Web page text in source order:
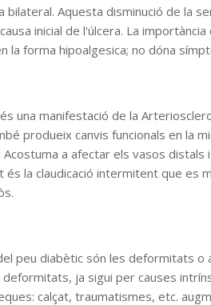
Aquesta disminució de la
inicial de l'úlcera. La
la forma hipoalgesica; no dóna
una manifestació de la
produeix canvis funcionals en la
a afectar els vasos
la claudicació intermitent que es
peu diabètic són les deformitats
ja sigui per causes
calçat, traumatismes, etc.